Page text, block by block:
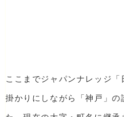
ここまでジャパンナレッジ
掛かりにしながら「神戸」の